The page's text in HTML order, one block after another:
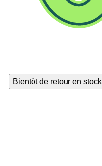
Bientôt de retour en stock